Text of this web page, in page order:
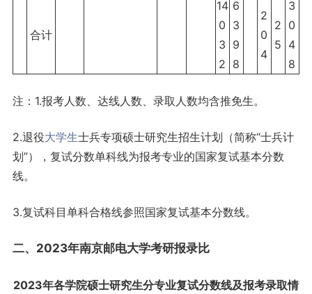
合计
14
0
3
2
6
3
9
8
2
0
4
2
5
3
0
4
8
注：1.报考人数、达线人数、录取人数均含推免生。
2.退役大学生士兵专项硕士研究生招生计划（简称“士兵计
划”），复试分数单科线为报考专业的国家复试基本分数
线。
3.复试科目单科合格线参照国家复试基本分数线。
二、2023年南京邮电大学考研报录比
2023年各学院硕士研究生分专业复试分数线及报考录取情